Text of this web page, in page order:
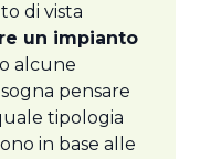
di vista
un impianto
alcune
pensare
tipologia
in base alle